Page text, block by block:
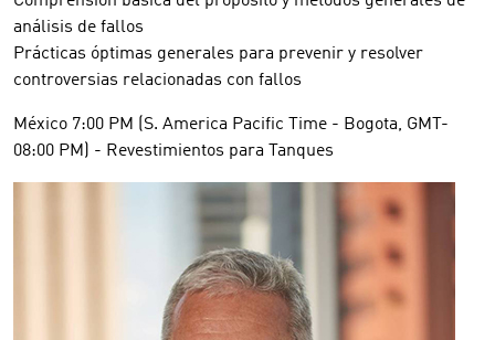
análisis de fallos
Prácticas óptimas generales para prevenir y resolver
controversias relacionadas con fallos
México 7:00 PM (S. America Pacific Time - Bogota, GMT-
08:00 PM) - Revestimientos para Tanques